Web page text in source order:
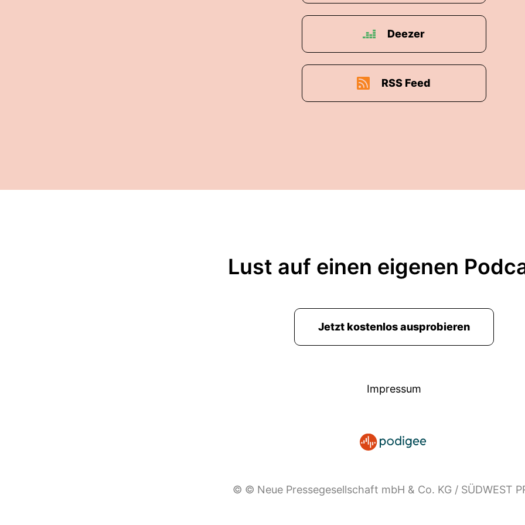
Deezer
RSS Feed
Lust auf einen eigenen
Jetzt kostenlos ausprobieren
Impressum
© © Neue Pressegesellschaft mbH & Co. KG / SÜDWEST